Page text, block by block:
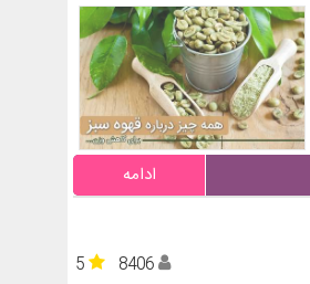
ادامه
5
8406